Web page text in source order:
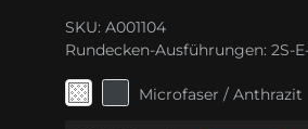
SKU: A001104
Rundecken-Ausführungen: 2S-
Microfaser / Anthrazit